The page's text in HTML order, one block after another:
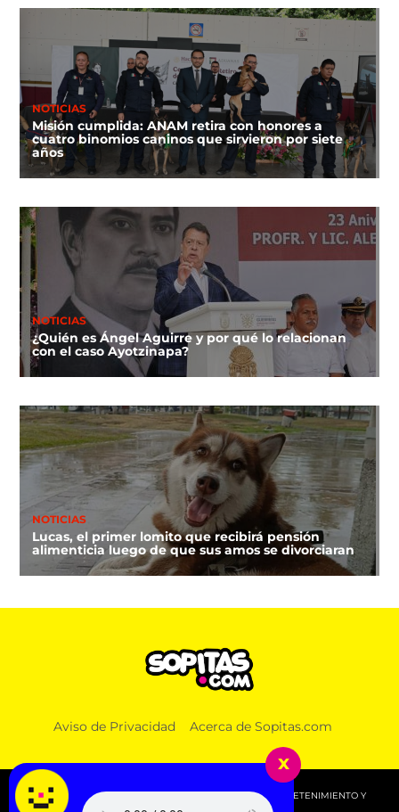
NOTICIAS
Misión cumplida: ANAM retira con honores a
cuatro binomios caninos que sirvieron por siete
años
NOTICIAS
¿Quién es Ángel Aguirre y por qué lo relacionan
con el caso Ayotzinapa?
NOTICIAS
Lucas, el primer lomito que recibirá pensión
alimenticia luego de que sus amos se divorciaran
Aviso de Privacidad Acerca de Sopitas.com
© 2026 SOPITAS.COM - MÚSICA, NOTICIAS, DEPORTES, ENTRETENIMIENTO Y
x